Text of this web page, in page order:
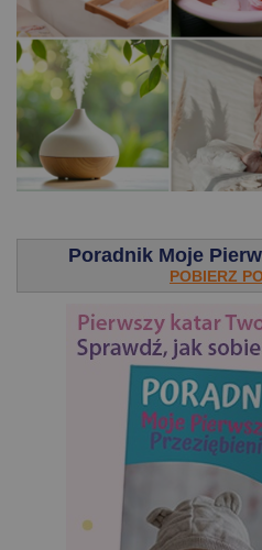
Poradnik Moje
POBIERZ